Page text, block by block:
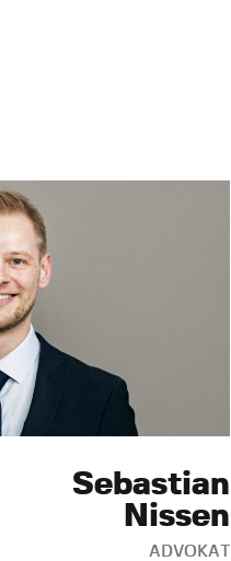
Sebastian
Nissen
ADVOKAT